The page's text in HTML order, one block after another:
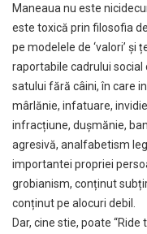
Maneaua nu este
este toxică prin filosofia
pe modelele de ‘valori’ și
raportabile cadrului social
satului fără câini, în care
mârlănie, infatuare,
infracțiune, dușmănie,
agresivă, analfabetism
importantei propriei
grobianism, conținut
conținut pe alocuri debil.
Dar, cine stie, poate